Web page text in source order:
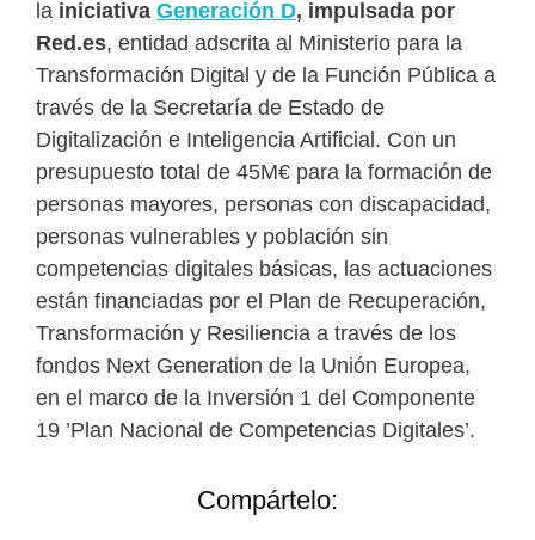
la iniciativa Generación D, impulsada por
Red.es, entidad adscrita al Ministerio para la
Transformación Digital y de la Función Pública a
través de la Secretaría de Estado de
Digitalización e Inteligencia Artificial. Con un
presupuesto total de 45M€ para la formación de
personas mayores, personas con discapacidad,
personas vulnerables y población sin
competencias digitales básicas, las actuaciones
están financiadas por el Plan de Recuperación,
Transformación y Resiliencia a través de los
fondos Next Generation de la Unión Europea,
en el marco de la Inversión 1 del Componente
19 ’Plan Nacional de Competencias Digitales’.
Compártelo: